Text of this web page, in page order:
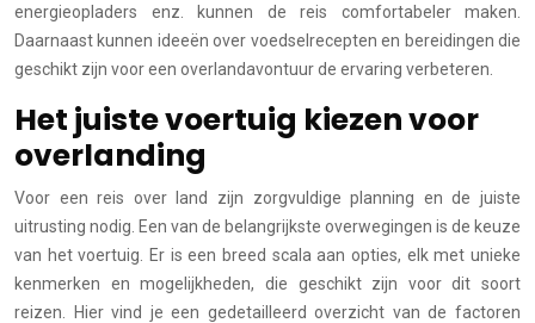
energieopladers enz. kunnen de reis comfortabeler maken.
Daarnaast kunnen ideeën over voedselrecepten en bereidingen die
geschikt zijn voor een overlandavontuur de ervaring verbeteren.
Het juiste voertuig kiezen voor
overlanding
Voor een reis over land zijn zorgvuldige planning en de juiste
uitrusting nodig. Een van de belangrijkste overwegingen is de keuze
van het voertuig. Er is een breed scala aan opties, elk met unieke
kenmerken en mogelijkheden, die geschikt zijn voor dit soort
reizen. Hier vind je een gedetailleerd overzicht van de factoren